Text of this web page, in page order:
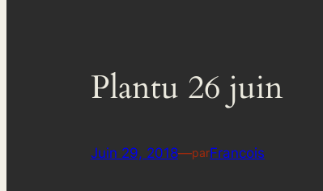
Plantu 26 juin
Juin 29, 2018—parFrancois